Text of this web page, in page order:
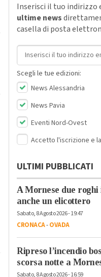
Inserisci il tuo indirizzo
ultime news
casella di posta
Indirizzo email
Scegli le tue edizioni:
News Alessandria
News Pavia
Eventi Nord-Ovest
Accetto l'iscrizione e la
ULTIMI PUBBLICATI
A Mornese due roghi
anche un elicottero
Sabato, 8 Agosto 2026 - 19:47
CRONACA-OVADA
Ripreso l’incendio
scorsa notte a
Sabato, 8 Agosto 2026 - 16:59